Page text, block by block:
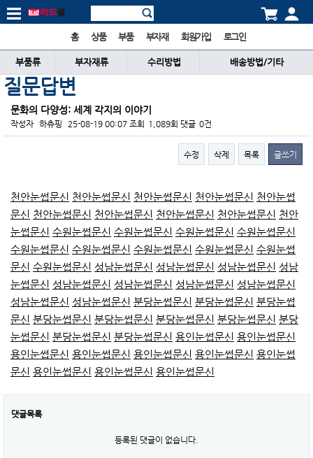
홈 상품 부품 부자재 회원가입 로그인
부품류 부자재류 수리방법 배송방법/기타
질문답변
문화의 다양성: 세계 각지의 이야기
작성자 하츄핑 25-08-19 00:07 조회 1,089회 댓글 0건
수정 삭제 목록 글쓰기
천안눈썹문신 천안눈썹문신 천안눈썹문신 천안눈썹문신 천안눈썹
문신 천안눈썹문신 천안눈썹문신 천안눈썹문신 천안눈썹문신 천안
눈썹문신 수원눈썹문신 수원눈썹문신 수원눈썹문신 수원눈썹문신
수원눈썹문신 수원눈썹문신 수원눈썹문신 수원눈썹문신 수원눈썹
문신 수원눈썹문신 성남눈썹문신 성남눈썹문신 성남눈썹문신 성남
눈썹문신 성남눈썹문신 성남눈썹문신 성남눈썹문신 성남눈썹문신
성남눈썹문신 성남눈썹문신 분당눈썹문신 분당눈썹문신 분당눈썹
문신 분당눈썹문신 분당눈썹문신 분당눈썹문신 분당눈썹문신 분당
눈썹문신 분당눈썹문신 분당눈썹문신 용인눈썹문신 용인눈썹문신
용인눈썹문신 용인눈썹문신 용인눈썹문신 용인눈썹문신 용인눈썹
문신 용인눈썹문신 용인눈썹문신 용인눈썹문신
댓글목록
등록된 댓글이 없습니다.